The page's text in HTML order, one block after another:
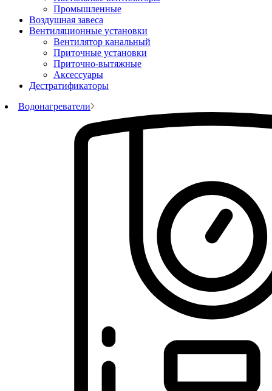
Промышленные
Воздушная завеса
Вентиляционные установки
Вентилятор канальный
Приточные установки
Приточно-вытяжные
Аксессуары
Дестратификаторы
Водонагреватели